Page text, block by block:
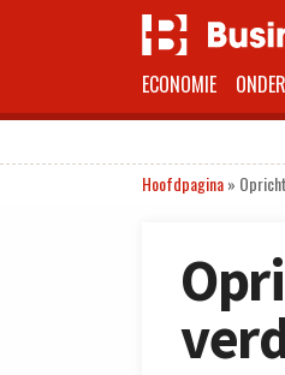
ECONOMIE
Hoofdpagina»